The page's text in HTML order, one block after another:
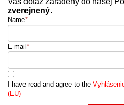
zverejnený.
Name*
E-mail *
I have read and agree to the
(EU)